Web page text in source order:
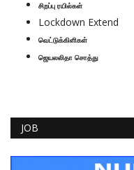
சிறப்பு ரயில்கள்
Lockdown Extend
வெட்டுக்கிளிகள்
ஜெயலலிதா சொத்து
JOB